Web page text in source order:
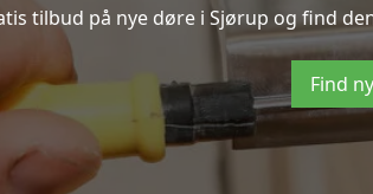
tilbud på nye døre i Sjørup og find
Find